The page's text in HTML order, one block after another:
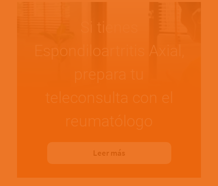
Si tienes
Espondiloartritis Axial,
prepara tu
teleconsulta con el
reumatólogo
Leer más